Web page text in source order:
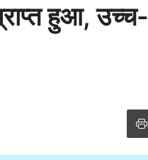
हुआ, उच्च-